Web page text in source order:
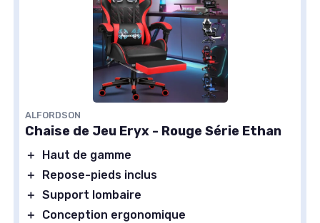
ALFORDSON
Chaise de Jeu Eryx - Rouge Série Ethan
＋
Haut de gamme
＋
Repose-pieds inclus
＋ Support lombaire
＋
Conception ergonomique